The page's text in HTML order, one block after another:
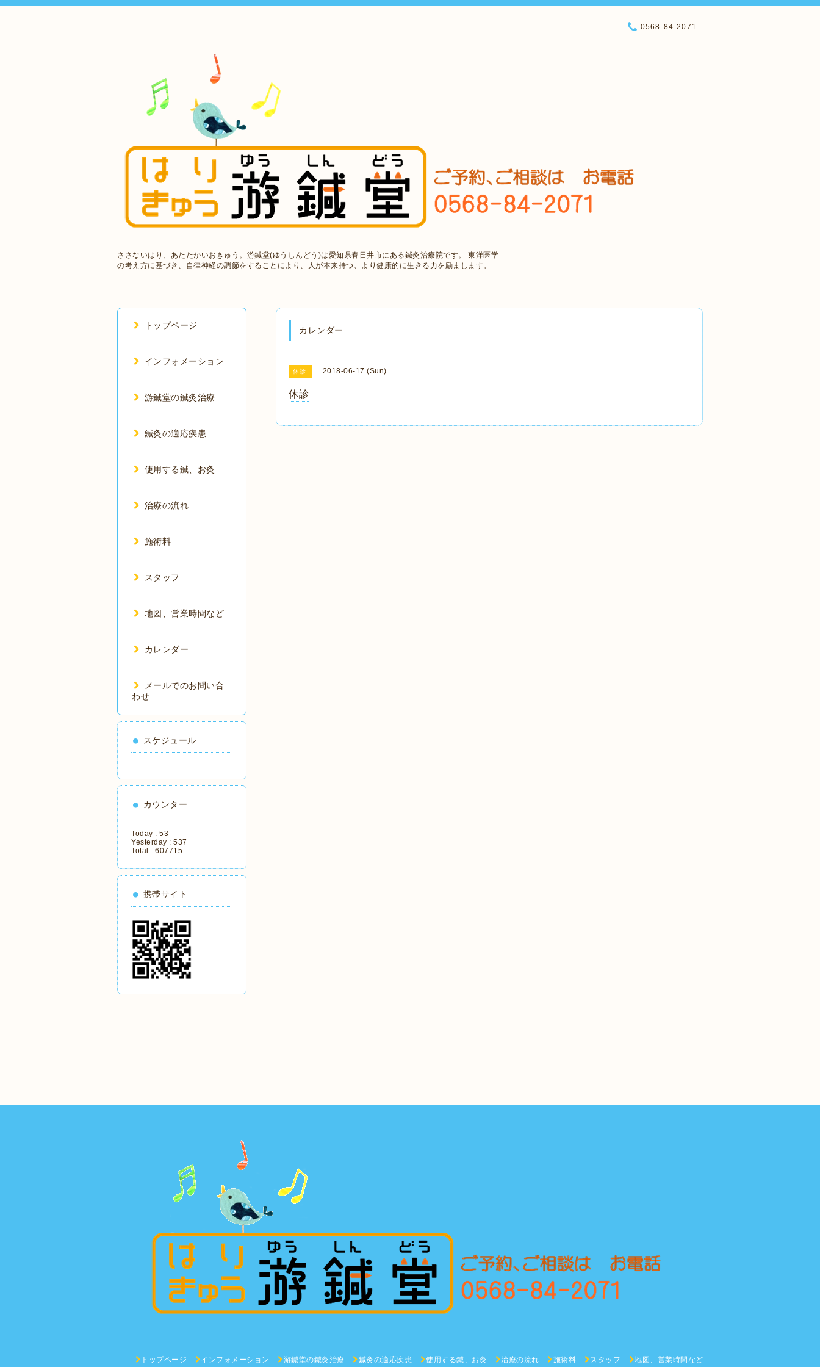
ささないはり、あたたかいおきゅう。游鍼堂(ゆうしんどう)は愛知県春日井市にある鍼灸治療院です。 東洋医学
の考え方に基づき、自律神経の調節をすることにより、人が本来持つ、より健康的に生きる力を励まします。
0568-84-2071
カレンダー
休診 2018-06-17 (Sun)
休診
トップページ
インフォメーション
游鍼堂の鍼灸治療
鍼灸の適応疾患
使用する鍼、お灸
治療の流れ
施術料
スタッフ
地図、営業時間など
カレンダー
メールでのお問い合
わせ
スケジュール
カウンター
Today : 53
Yesterday : 537
Total : 607715
携帯サイト
トップページ インフォメーション 游鍼堂の鍼灸治療 鍼灸の適応疾患 使用する鍼、お灸 治療の流れ 施術料 スタッフ 地図、営業時間など